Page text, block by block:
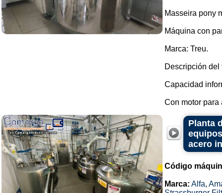
Masseira pony
Máquina con
Marca: Treu.
Descripción del
Capacidad
Con motor para
Planta
acero
Código
Marca: Alfa,